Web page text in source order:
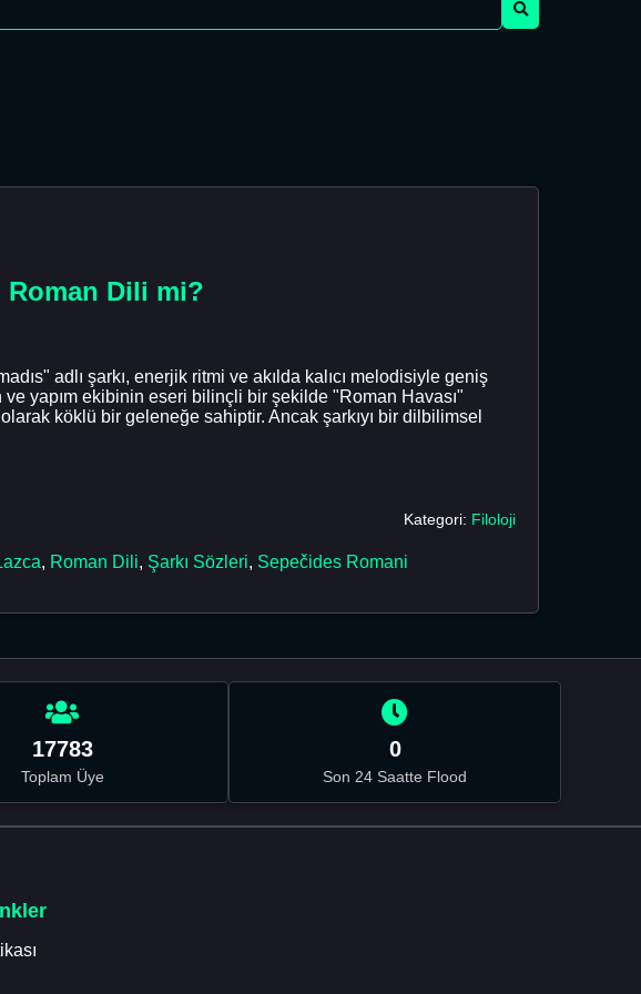
Roman Dili mi?
adlı şarkı, enerjik ritmi ve akılda kalıcı melodisiyle geniş
ve yapım ekibinin eseri bilinçli bir şekilde "Roman Havası"
köklü bir geleneğe sahiptir. Ancak şarkıyı bir dilbilimsel
Kategori: Filoloji
, Roman Dili, Şarkı Sözleri, Sepečides Romani
17783
Toplam Üye
0
Son 24 Saatte Flood